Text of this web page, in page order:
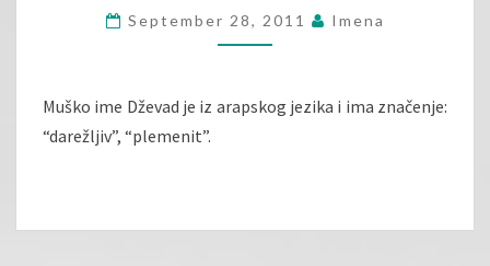
September 28, 2011 Imena
Muško ime Dževad je iz arapskog jezika i ima značenje:
“darežljiv”, “plemenit”.